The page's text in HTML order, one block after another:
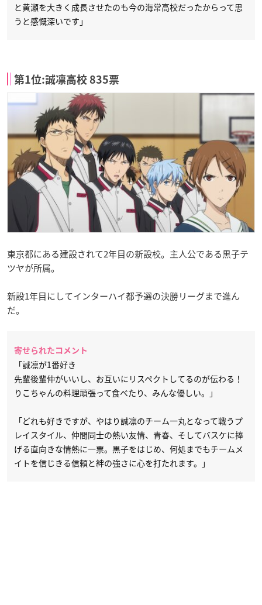
と黄瀬を大きく成長させたのも今の海常高校だったからって思
うと感慨深いです」
第1位:誠凛高校 835票
東京都にある建設されて2年目の新設校。主人公である黒子テ
ツヤが所属。
新設1年目にしてインターハイ都予選の決勝リーグまで進ん
だ。
寄せられたコメント
「誠凛が1番好き
先輩後輩仲がいいし、お互いにリスペクトしてるのが伝わる！
りこちゃんの料理頑張って食べたり、みんな優しい。」
「どれも好きですが、やはり誠凛のチーム一丸となって戦うプ
レイスタイル、仲間同士の熱い友情、青春、そしてバスケに捧
げる直向きな情熱に一票。黒子をはじめ、何処までもチームメ
イトを信じきる信頼と絆の強さに心を打たれます。」